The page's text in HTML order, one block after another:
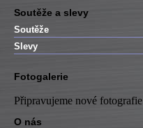
Soutěže a slevy
Soutěže
Slevy
Fotogalerie
Připravujeme nové fotografie
O nás